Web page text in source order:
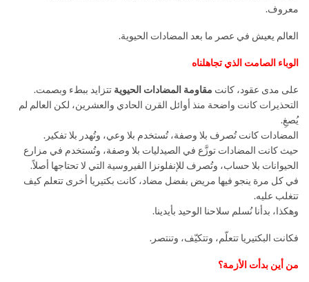
معروف.
العالم يعيش في عصر ما بعد المضادات الحيوية.
الوباء الصامت الذي تجاهلناه
على مدى عقود، كانت مقاومة المضادات الحيوية تتزايد ببطء وبصمت.
التحذيرات كانت واضحة منذ أوائل القرن الحادي والعشرين، لكن العالم لم
يُصغِ.
المضادات كانت تُصرف بلا وصفة، تُستخدم بلا وعي، وتُهدر بلا تفكير.
حيث كانت المضادات توزَّع في الصيدليات بلا وصفة، وتُستخدم في مزارع
الحيوانات بلا حساب، وتُصرف للإنفلونزا الفيروسية التي لا تحتاجها أصلاً.
في كل مرة ينجو فيها مريض بفضل مضاد، كانت بكتيريا أخرى تتعلم كيف
تتغلب عليه.
وهكذا، بدأنا نُسلم سلاحنا الوحيد بأيدينا.
فكانت البكتيريا تتعلّم، وتتكيّف، وتنتصر.
من أين بدأت الأزمة؟